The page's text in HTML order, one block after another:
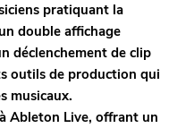
pratiquant la
double affichage
déclenchement de clip
outils de production qui
musicaux.
Ableton Live, offrant un